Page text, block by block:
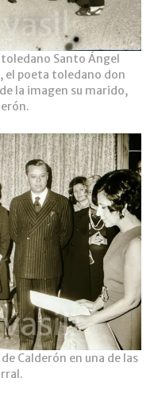
Santo Ángel
el poeta toledano don
la imagen su marido,
Calderón en una de las